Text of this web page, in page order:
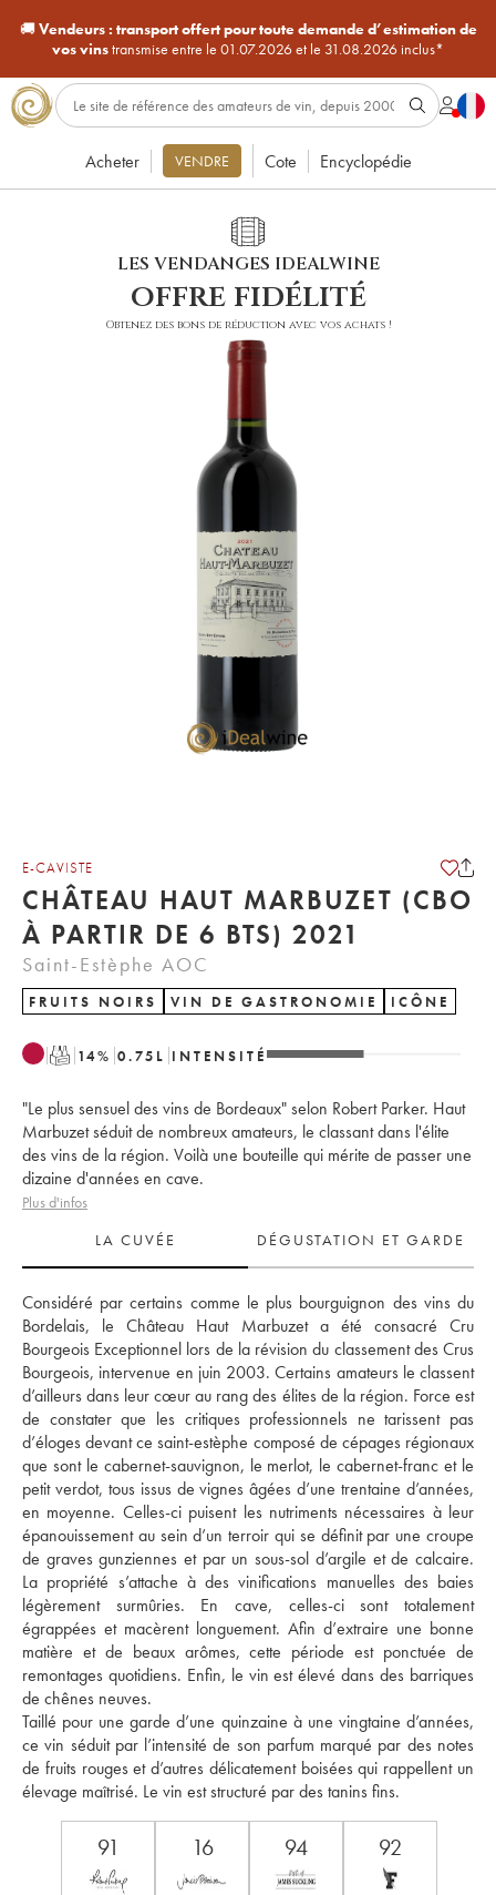
🚚Vendeurs : transport offert pour toute demande d’estimation de
vos vinstransmise entre le 01.07.2026 et le 31.08.2026 inclus*
Acheter VENDRE Cote Encyclopédie
LES VENDANGES IDEALWINE
offre fidélité
Obtenez des bons de réduction avec vos achats !
E-CAVISTE
CHÂTEAU HAUT MARBUZET (CBO
À PARTIR DE 6 BTS) 2021
Saint-Estèphe AOC
FRUITS NOIRS VIN DE GASTRONOMIE ICÔNE
T 14% 0.75 L INTENSITÉ
"Le plus sensuel des vins de Bordeaux" selon Robert Parker. Haut
Marbuzet séduit de nombreux amateurs, le classant dans l'élite
des vins de la région. Voilà une bouteille qui mérite de passer une
dizaine d'années en cave.
Plus d'infos
LA CUVÉE
DÉGUSTATION ET GARDE
Considéré par certains comme le plus bourguignon des vins du
Bordelais, le Château Haut Marbuzet a été consacré Cru
Bourgeois Exceptionnel lors de la révision du classement des Crus
Bourgeois, intervenue en juin 2003. Certains amateurs le classent
d’ailleurs dans leur cœur au rang des élites de la région. Force est
de constater que les critiques professionnels ne tarissent pas
d’éloges devant ce saint-estèphe composé de cépages régionaux
que sont le cabernet-sauvignon, le merlot, le cabernet-franc et le
petit verdot, tous issus de vignes âgées d’une trentaine d’années,
en moyenne. Celles-ci puisent les nutriments nécessaires à leur
épanouissement au sein d’un terroir qui se définit par une croupe
de graves gunziennes et par un sous-sol d’argile et de calcaire.
La propriété s’attache à des vinifications manuelles des baies
légèrement surmûries. En cave, celles-ci sont totalement
égrappées et macèrent longuement. Afin d’extraire une bonne
matière et de beaux arômes, cette période est ponctuée de
remontages quotidiens. Enfin, le vin est élevé dans des barriques
de chênes neuves.
Taillé pour une garde d’une quinzaine à une vingtaine d’années,
ce vin séduit par l’intensité de son parfum marqué par des notes
de fruits rouges et d’autres délicatement boisées qui rappellent un
élevage maîtrisé. Le vin est structuré par des tanins fins.
91 16 94 92